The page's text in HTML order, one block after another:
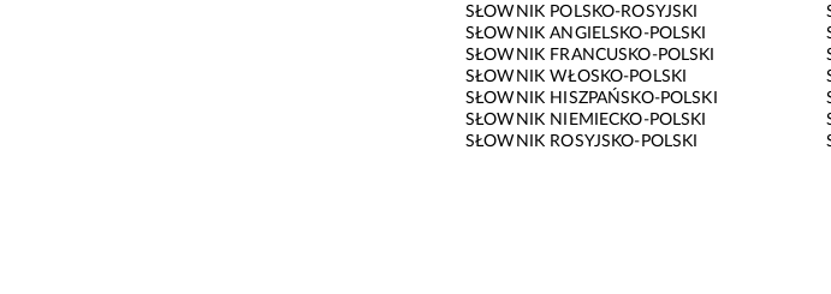
SŁOWNIK POLSKO-ROSYJSKI
SŁOWNIK ANGIELSKO-POLSKI
SŁOWNIK FRANCUSKO-POLSKI
SŁOWNIK WŁOSKO-POLSKI
SŁOWNIK HISZPAŃSKO-POLSKI
SŁOWNIK NIEMIECKO-POLSKI
SŁOWNIK ROSYJSKO-POLSKI